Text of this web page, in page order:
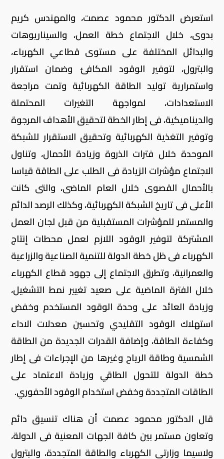
استعرض الدكتور محمود عصمت، والمهندس كريم
بدوى، خلال الاجتماع خطة العمل، والسيناريوهات
والبدائل المختلفة على مستوى قطاعي الكهرباء،
والبترول، لتوفير الوقود المكافئ وضمان استقرار
واستمرارية توليد الطاقة الكهربائية وتمت مراجعة
الاستعدادات، لمواجهة التغيرات المحتملة
والديناميكية، فى إطار الخطة لتحقيق الأهداف المرجوة
وتوفير التغذية الكهربائية وتحقيق الاستقرار للشبكة
الموحدة خلال فترات الذروة وزيادة الأحمال، وتناول
الاجتماع مؤشرات الزيادة فى الطلب على الطاقة قياسا
بالأحمال القصوى خلال العام الماضى، والتى كانت
الأعلى فى تاريخ الشبكة الكهربائية، وكذلك الرصد الدائم
والمستمر للمؤشرات المستقبلية من قبل لجان العمل
المشتركة لتوفير الوقود اللازم لعمل محطات إنتاج
الكهرباء فى ظل خطة الدولة للتنمية الصناعية والزراعية
والعمرانية، وتطرق الاجتماع إلى جهود قطاع الكهرباء
خلال الفترة الماضية على صعيد تغيير نمط التشغيل،
وزيادة العائد على وحدة الوقود المستخدم وخفض
استهلاك الوقود التقليدي وتحسين معدلات الاداء
وكفاءة الطاقة، وإضافة القدرات الجديدة من الطاقة
الشمسية وطاقة الرياح وغيرها من الإجراءات فى إطار
خطة الدولة للتحول الطاقي وزيادة الاعتماد على
الطاقات المتجددة وخفض استخدام الوقود الأحفوري.
قال الدكتور محمود عصمت أن هناك تنسيق دائم
وتعاون مستمر بين كافة الجهات المعنية فى الدولة،
ولاسيما وزارتى الكهرباء والطاقة المتجددة، والبترول